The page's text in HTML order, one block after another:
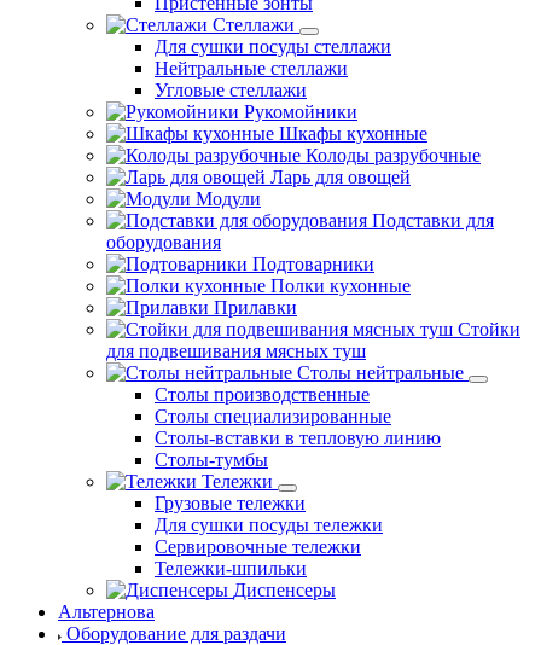
Стеллажи
Для сушки посуды стеллажи
Нейтральные стеллажи
Угловые стеллажи
Рукомойники
Шкафы кухонные
Колоды разрубочные
Ларь для овощей
Модули
Подставки для
оборудования
Подтоварники
Полки кухонные
Прилавки
Стойки
для подвешивания мясных туш
Столы нейтральные
Столы производственные
Столы специализированные
Столы-вставки в тепловую линию
Столы-тумбы
Тележки
Грузовые тележки
Для сушки посуды тележки
Сервировочные тележки
Тележки-шпильки
Диспенсеры
Альтернова
Оборудование для раздачи